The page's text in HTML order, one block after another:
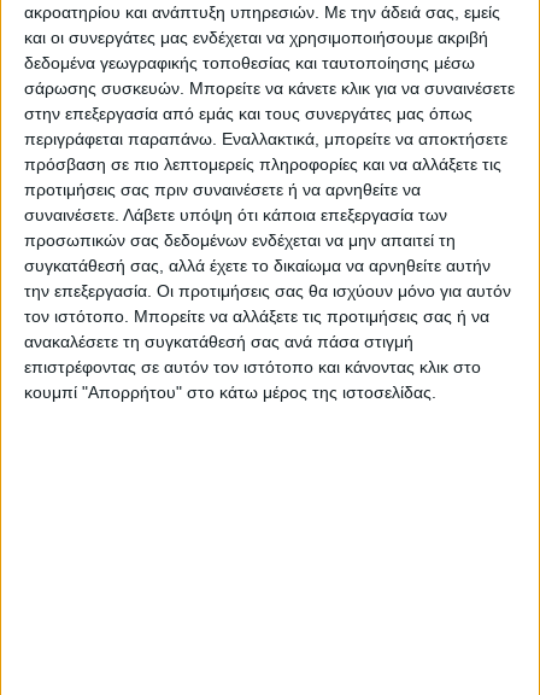
ακροατηρίου και ανάπτυξη υπηρεσιών. Με την άδειά σας, εμείς
και οι συνεργάτες μας ενδέχεται να χρησιμοποιήσουμε ακριβή
δεδομένα γεωγραφικής τοποθεσίας και ταυτοποίησης μέσω
σάρωσης συσκευών. Μπορείτε να κάνετε κλικ για να συναινέσετε
στην επεξεργασία από εμάς και τους συνεργάτες μας όπως
περιγράφεται παραπάνω. Εναλλακτικά, μπορείτε να αποκτήσετε
πρόσβαση σε πιο λεπτομερείς πληροφορίες και να αλλάξετε τις
προτιμήσεις σας πριν συναινέσετε ή να αρνηθείτε να
συναινέσετε. Λάβετε υπόψη ότι κάποια επεξεργασία των
προσωπικών σας δεδομένων ενδέχεται να μην απαιτεί τη
συγκατάθεσή σας, αλλά έχετε το δικαίωμα να αρνηθείτε αυτήν
την επεξεργασία. Οι προτιμήσεις σας θα ισχύουν μόνο για αυτόν
τον ιστότοπο. Μπορείτε να αλλάξετε τις προτιμήσεις σας ή να
ανακαλέσετε τη συγκατάθεσή σας ανά πάσα στιγμή
επιστρέφοντας σε αυτόν τον ιστότοπο και κάνοντας κλικ στο
κουμπί "Απορρήτου" στο κάτω μέρος της ιστοσελίδας.
Ακολούθησε την εφημερίδα ΝΕΟΣ
ΑΓΩΝ στο Google News!
Όλες οι εξελίξεις στην περιοχή της
Καρδίτσας και ευρύτερα της Θεσσαλίας
ΠΡΟΗΓΟΥΜΕΝΟ ΑΡΘΡΟ
Ένταξη της λεκάνης
απορροής του Καλέντζη στα
Σχέδια Διαχείρισης
πλημμυρών ζητά το
Δημοτικό Συμβούλιο
Καρδίτσας από το Υπουργείο
ΕΠΟΜΕΝΟ ΑΡΘΡΟ
Ισόπαλη με καλή εικόνα
κόντρα στην ΑΕΛ η
Αναγέννηση (0-0)